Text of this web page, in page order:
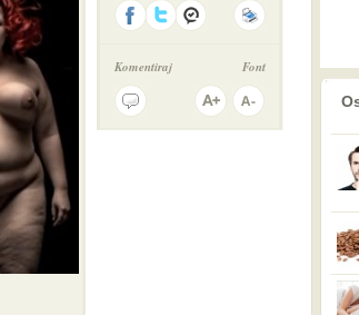
Komentiraj Font
prethodno